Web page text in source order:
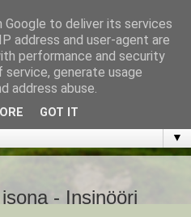
tilaisuuden muuttaa
▼
- Insinööri
to deliver its services
address and user-agent are
performance and security
generate usage
address abuse.
GOT IT